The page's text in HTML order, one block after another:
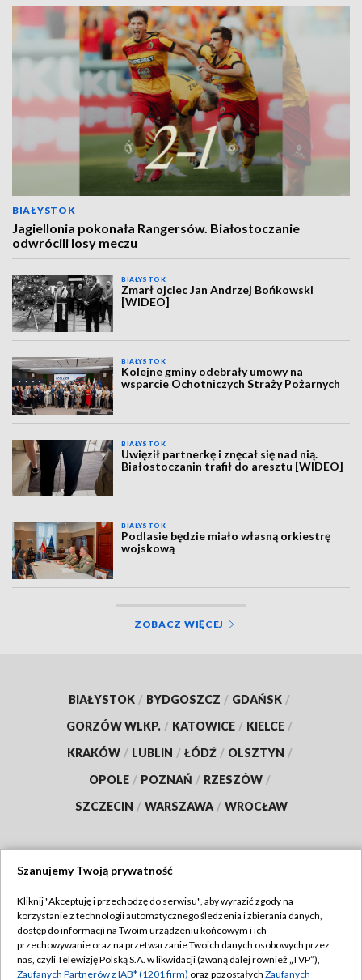
BIAŁYSTOK
Jagiellonia pokonała Rangersów. Białostoczanie
odwrócili losy meczu
BIAŁYSTOK
Zmarł ojciec Jan Andrzej Bońkowski
[WIDEO]
BIAŁYSTOK
Kolejne gminy odebrały umowy na
wsparcie Ochotniczych Straży Pożarnych
BIAŁYSTOK
Uwięził partnerkę i znęcał się nad nią.
Białostoczanin trafił do aresztu [WIDEO]
BIAŁYSTOK
Podlasie będzie miało własną orkiestrę
wojskową
ZOBACZ WIĘCEJ
BIAŁYSTOK / BYDGOSZCZ / GDAŃSK /
GORZÓW WLKP. / KATOWICE / KIELCE /
KRAKÓW / LUBLIN / ŁÓDŹ / OLSZTYN /
OPOLE / POZNAŃ / RZESZÓW /
SZCZECIN / WARSZAWA / WROCŁAW
TVP
Abonament TVP
Emisja w TVP
Regulamin TVP
Polityka prywatności
Szanujemy Twoją prywatność
Kliknij "Akceptuję i przechodzę do serwisu", aby wyrazić zgody na
korzystanie z technologii automatycznego śledzenia i zbierania danych,
dostęp do informacji na Twoim urządzeniu końcowym i ich
przechowywanie oraz na przetwarzanie Twoich danych osobowych przez
nas, czyli Telewizję Polską S.A. w likwidacji (zwaną dalej również „TVP”),
Zaufanych Partnerów z IAB* (1201 firm) oraz pozostałych Zaufanych